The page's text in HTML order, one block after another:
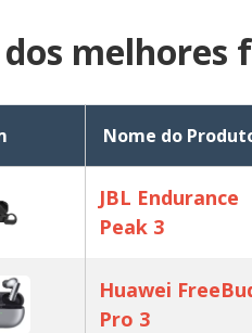
melhores
Nome do
JBL Endurance
Peak 3
Huawei
Pro 3